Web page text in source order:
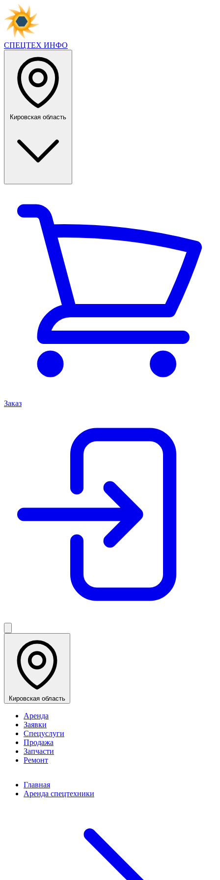
СПЕЦТЕХ ИНФО
Кировская область
Заказ
Кировская область
Аренда
Заявки
Спецуслуги
Продажа
Запчасти
Ремонт
Главная
Аренда спецтехники